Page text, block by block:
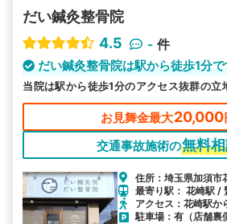
その他の検索方法
駅から探す
だい鍼灸整骨院
4.5
- 件
だい鍼灸整骨院は駅から徒歩1分
当院は駅から徒歩1分のアクセス抜群の立
お見舞金最大20,000
交通事故施術の無料
住所：埼玉県加須
最寄り駅： 花崎駅 /
アクセス：花崎駅か
駐車場：有（店舗裏